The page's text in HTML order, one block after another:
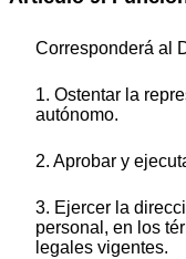
Corresponderá al
1. Ostentar la
autónomo.
2. Aprobar y
3. Ejercer la
personal, en los
legales vigentes.